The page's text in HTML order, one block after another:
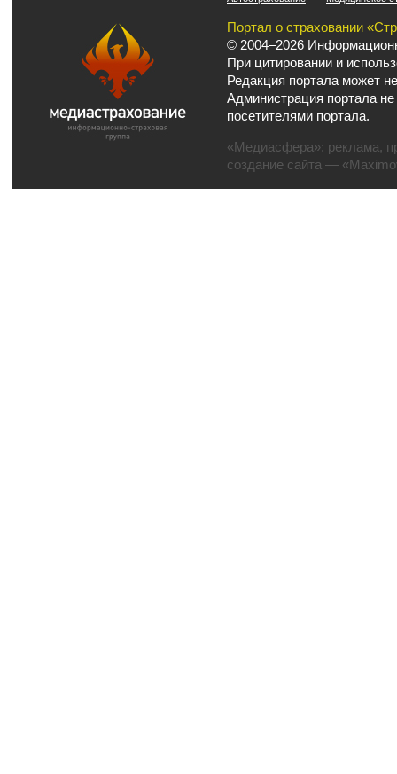
Портал о страховании
© 2004–2026
При цитировании и
Редакция портала может
Администрация портала
посетителями портала.
«Медиасфера»: реклама,
создание сайта —